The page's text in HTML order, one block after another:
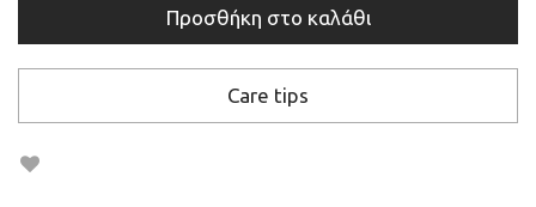
Προσθήκη στο καλάθι
Care tips